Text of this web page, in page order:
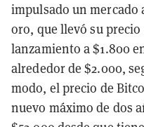
impulsado un mercado
oro, que llevó su
lanzamiento a $1.800
alrededor de $2.000,
modo, el precio de
nuevo máximo de dos